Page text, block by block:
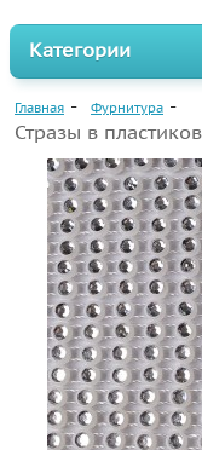
Категории
Главная Фурнитура
Стразы в